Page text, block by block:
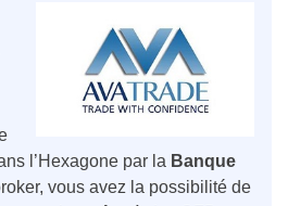
l’Hexagone par la Banque
vous avez la possibilité de